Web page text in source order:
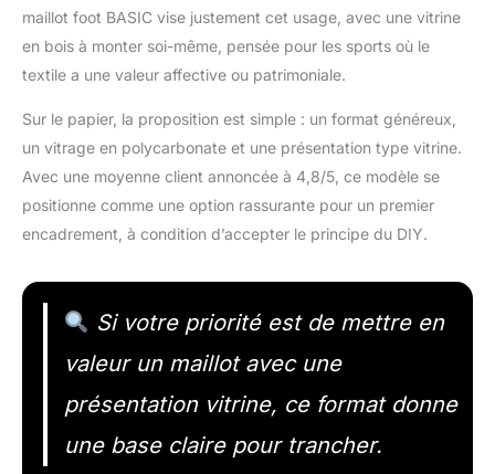
maillot foot BASIC vise justement cet usage, avec une vitrine
en bois à monter soi-même, pensée pour les sports où le
textile a une valeur affective ou patrimoniale.
Sur le papier, la proposition est simple : un format généreux,
un vitrage en polycarbonate et une présentation type vitrine.
Avec une moyenne client annoncée à 4,8/5, ce modèle se
positionne comme une option rassurante pour un premier
encadrement, à condition d’accepter le principe du DIY.
Si votre priorité est de mettre en
valeur un maillot avec une
présentation vitrine, ce format donne
une base claire pour trancher.